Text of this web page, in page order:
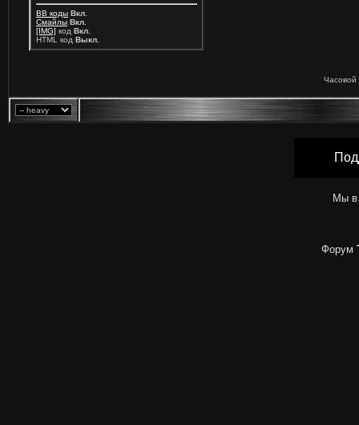
BB коды Вкл.
Смайлы Вкл.
[IMG] код Вкл.
HTML код Выкл.
Часовой
Мы в
Форум